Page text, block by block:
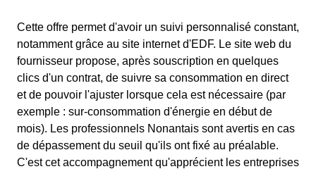
Cette offre permet d'avoir un suivi personnalisé constant,
notamment grâce au site internet d'EDF. Le site web du
fournisseur propose, après souscription en quelques
clics d'un contrat, de suivre sa consommation en direct
et de pouvoir l'ajuster lorsque cela est nécessaire (par
exemple : sur-consommation d'énergie en début de
mois). Les professionnels Nonantais sont avertis en cas
de dépassement du seuil qu'ils ont fixé au préalable.
C'est cet accompagnement qu'apprécient les entreprises